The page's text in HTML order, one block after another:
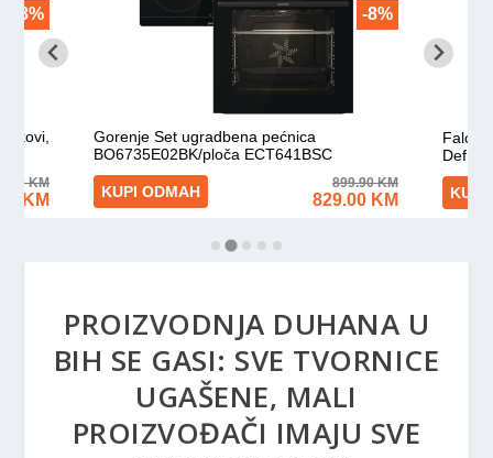
PROIZVODNJA DUHANA U
BIH SE GASI: SVE TVORNICE
UGAŠENE, MALI
PROIZVOĐAČI IMAJU SVE